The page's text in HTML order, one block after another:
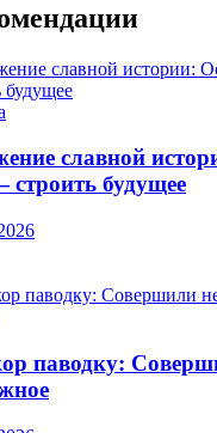
славной
будущее
паводку: